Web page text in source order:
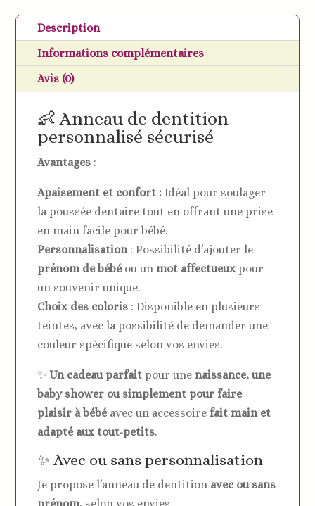
dentition
licorne
personnalisée
%
silicone
Description
Informations complémentaires
Avis (0)
👶 Anneau de dentition
personnalisé sécurisé
Avantages :
Apaisement et confort : Idéal pour soulager
la poussée dentaire tout en offrant une prise
en main facile pour bébé.
Personnalisation : Possibilité d’ajouter le
prénom de bébéou un mot affectueux pour
un souvenir unique.
Choix des coloris : Disponible en plusieurs
teintes, avec la possibilité de demander une
couleur spécifique selon vos envies.
✨Un cadeau parfait pour une naissance, une
baby shower ou simplement pour faire
plaisir à bébéavec un accessoire fait main et
adapté aux tout-petits.
✨ Avec ou sans personnalisation
Je propose l’anneau de dentition avec ou sans
prénom, selon vos envies.